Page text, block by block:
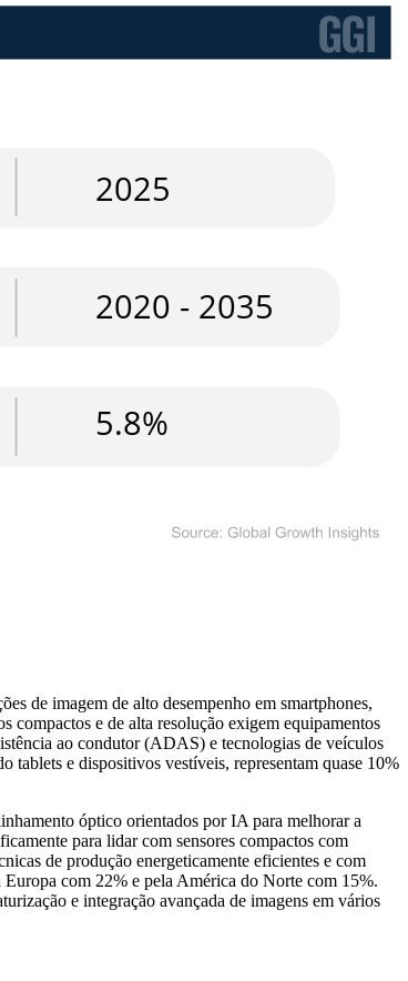
de imagem de alto desempenho em smartphones,
compactos e de alta resolução exigem equipamentos
ao condutor (ADAS) e tecnologias de veículos
tablets e dispositivos vestíveis, representam quase 10%
óptico orientados por IA para melhorar a
para lidar com sensores compactos com
de produção energeticamente eficientes e com
com 22% e pela América do Norte com 15%.
e integração avançada de imagens em vários